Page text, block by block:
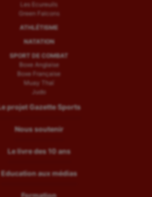
Les Ecureuils
Green Falcons
ATHLÉTISME
NATATION
SPORT DE COMBAT
Boxe Anglaise
Boxe Française
Muay Thaï
Judo
projet Gazette Sports
Nous soutenir
Le livre des 10 ans
Education aux médias
Formation